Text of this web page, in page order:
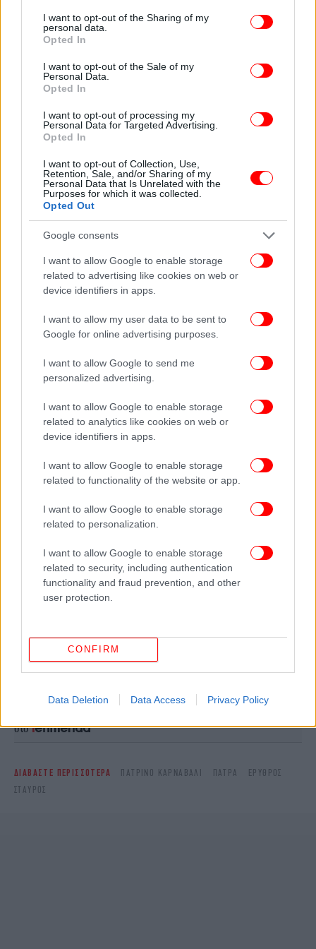
not limited to your visit or usage behaviour. You may click to
grant or deny consent to Google and its third-party tags to
use your data for below specified purposes in below Google
consent section.
I want to opt-out of the Sharing of my
personal data.
Opted In
I want to opt-out of the Sale of my
Personal Data.
Opted In
I want to opt-out of processing my
Personal Data for Targeted Advertising.
Opted In
I want to opt-out of Collection, Use,
Retention, Sale, and/or Sharing of my
Personal Data that Is Unrelated with the
Purposes for which it was collected.
Opted Out
Google consents
I want to allow Google to enable storage
related to advertising like cookies on web or
device identifiers in apps.
I want to allow my user data to be sent to
Google for online advertising purposes.
I want to allow Google to send me
personalized advertising.
I want to allow Google to enable storage
related to analytics like cookies on web or
device identifiers in apps.
I want to allow Google to enable storage
related to functionality of the website or app.
I want to allow Google to enable storage
related to personalization.
I want to allow Google to enable storage
related to security, including authentication
functionality and fraud prevention, and other
user protection.
CONFIRM
Data Deletion Data Access Privacy Policy
ΠΕΡΙΣΣΟΤΕΡΑ ΒΙΝΤΕΟ
Ακολουθήστε το στο Google News
στο
ΔΙΑΒΑΣΤΕ ΠΕΡΙΣΣΟΤΕΡΑ ΠΑΤΡΙΝΌ ΚΑΡΝΑΒΆΛΙ ΠΆΤΡΑ
ΕΡΥΘΡΌΣ
ΣΤΑΥΡΌΣ